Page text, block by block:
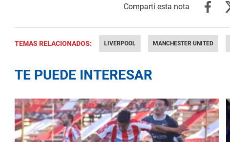
TEMAS RELACIONADOS: LIVERPOOL MANCHESTER UNITED
TE PUEDE INTERESAR